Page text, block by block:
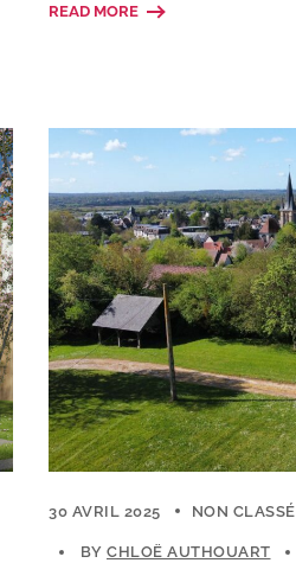
READ MORE
30 AVRIL 2025 NON CLASSÉ
BY CHLOË AUTHOUART